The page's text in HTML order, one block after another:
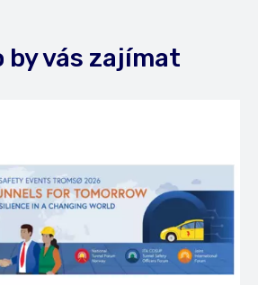
by vás zajímat